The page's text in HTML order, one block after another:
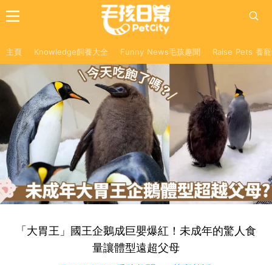
主頁 Knowledge飼養大全 Funny News毛孩趣聞 Raise Pets 養
「大胃王」國王企鵝成巨嬰爆紅！未成年的驚人食
量讓體型遠超父母